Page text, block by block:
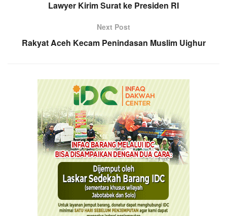
Lawyer Kirim Surat ke Presiden RI
Next Post
Rakyat Aceh Kecam Penindasan Muslim Uighur